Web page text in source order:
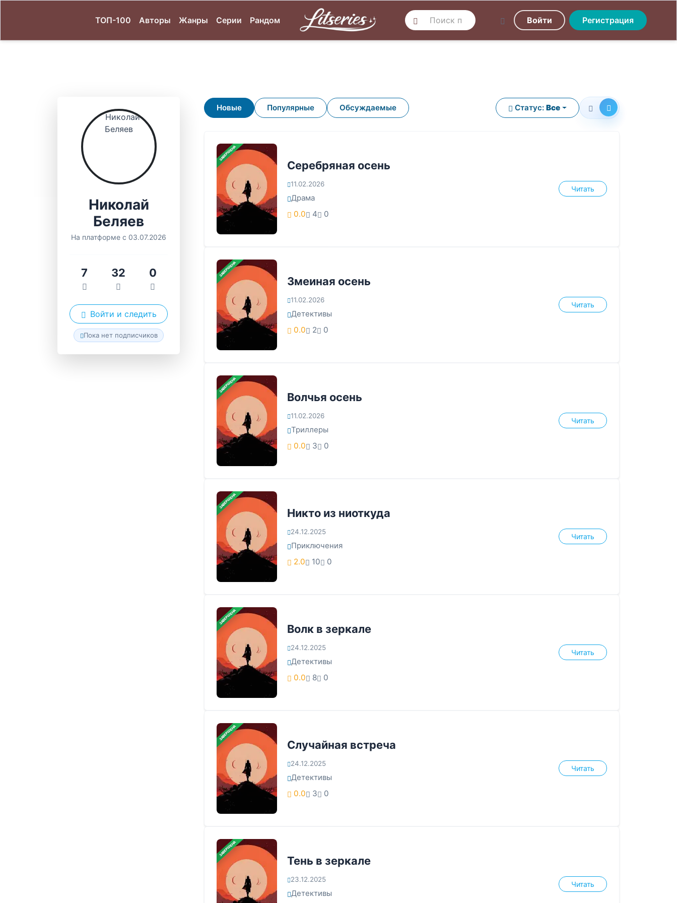
ТОП-100 Авторы Жанры Серии Рандом Войти Регистрация
Николай
Беляев
На платформе с 03.07.2026
7 32 0
Войти и следить
Пока нет подписчиков
Новые Популярные Обсуждаемые Статус: Все
ЗАВЕРШЕНА
Серебряная осень
11.02.2026
Драма
0.0
4 0
Читать
ЗАВЕРШЕНА
Змеиная осень
11.02.2026
Детективы
0.0
2 0
Читать
ЗАВЕРШЕНА
Волчья осень
11.02.2026
Триллеры
0.0
3 0
Читать
ЗАВЕРШЕНА
Никто из ниоткуда
24.12.2025
Приключения
2.0
10 0
Читать
ЗАВЕРШЕНА
Волк в зеркале
24.12.2025
Детективы
0.0
8 0
Читать
ЗАВЕРШЕНА
Случайная встреча
24.12.2025
Детективы
0.0
3 0
Читать
ЗАВЕРШЕНА
Тень в зеркале
23.12.2025
Детективы
Читать